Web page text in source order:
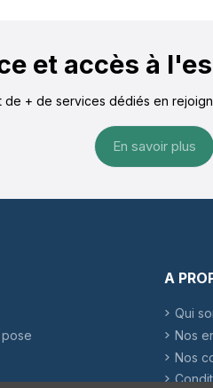
et accès à
+ de services dédiés en
En savoir plus
A
Qui
Nos
Nos